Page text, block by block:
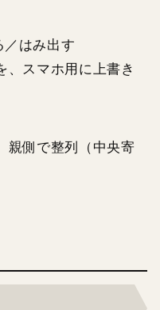
はみ出す
スマホ用に上書き
親側で整列（中央寄